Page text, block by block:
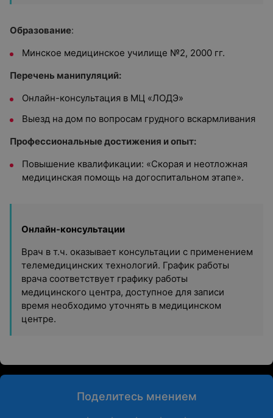
Образование:
Минское медицинское училище №2, 2000 гг.
Перечень манипуляций:
Онлайн-консультация в МЦ «ЛОДЭ»
Выезд на дом по вопросам грудного вскармливания
Профессиональные достижения и опыт:
Повышение квалификации: «Скорая и неотложная
медицинская помощь на догоспитальном этапе».
Онлайн-консультации
Врач в т.ч. оказывает консультации с применением
телемедицинских технологий. График работы
врача соответствует графику работы
медицинского центра, доступное для записи
время необходимо уточнять в медицинском
центре.
Поделитесь мнением